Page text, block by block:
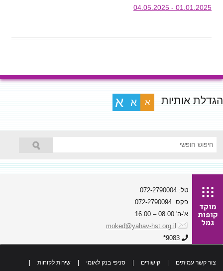
01.01.2025 - 04.05.2025
הגדלת אותיות א א א
טל: 072-2790004
פקס: 072-2790094
א'-ה' 08:00 – 16:00
moked@yahav-hst.org.il
9083*
צור קשר עמיתים קישורים סניפי בנק לאומי שירות לקוחות